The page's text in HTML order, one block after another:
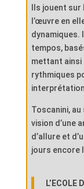
Ils jouent
l’œuvre en
dynamiques.
tempos,
mettant ainsi
rythmiques
Toscanini,
vision d’une
d’allure et
jours encore
L’ECOLE